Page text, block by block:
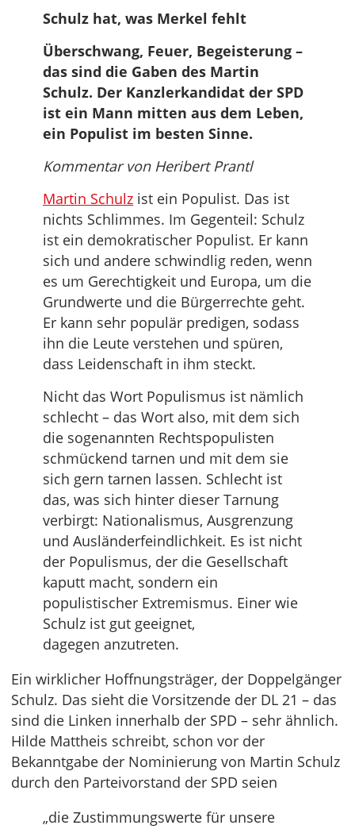
Schulz hat, was Merkel fehlt
Überschwang, Feuer, Begeisterung –
das sind die Gaben des Martin
Schulz. Der Kanzlerkandidat der SPD
ist ein Mann mitten aus dem Leben,
ein Populist im besten Sinne.
Kommentar von Heribert Prantl
Martin Schulz ist ein Populist. Das ist
nichts Schlimmes. Im Gegenteil: Schulz
ist ein demokratischer Populist. Er kann
sich und andere schwindlig reden, wenn
es um Gerechtigkeit und Europa, um die
Grundwerte und die Bürgerrechte geht.
Er kann sehr populär predigen, sodass
ihn die Leute verstehen und spüren,
dass Leidenschaft in ihm steckt.
Nicht das Wort Populismus ist nämlich
schlecht – das Wort also, mit dem sich
die sogenannten Rechtspopulisten
schmückend tarnen und mit dem sie
sich gern tarnen lassen. Schlecht ist
das, was sich hinter dieser Tarnung
verbirgt: Nationalismus, Ausgrenzung
und Ausländerfeindlichkeit. Es ist nicht
der Populismus, der die Gesellschaft
kaputt macht, sondern ein
populistischer Extremismus. Einer wie
Schulz ist gut geeignet,
dagegen anzutreten.
Ein wirklicher Hoffnungsträger, der Doppelgänger
Schulz. Das sieht die Vorsitzende der DL 21 – das
sind die Linken innerhalb der SPD – sehr ähnlich.
Hilde Mattheis schreibt, schon vor der
Bekanntgabe der Nominierung von Martin Schulz
durch den Parteivorstand der SPD seien
„die Zustimmungswerte für unsere